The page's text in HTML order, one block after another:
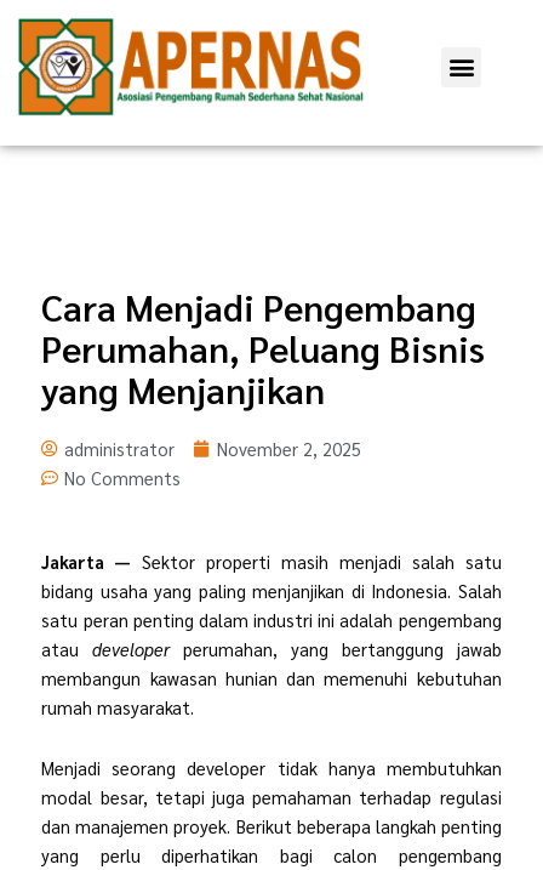
Lewati
konten
Menu
Cara Menjadi Pengembang
Perumahan, Peluang Bisnis
yang Menjanjikan
administrator
November 2, 2025
No Comments
Jakarta — Sektor properti masih menjadi salah satu
bidang usaha yang paling menjanjikan di Indonesia. Salah
satu peran penting dalam industri ini adalah pengembang
ataudeveloperperumahan, yang bertanggung jawab
membangun kawasan hunian dan memenuhi kebutuhan
rumah masyarakat.
Menjadi seorang developer tidak hanya membutuhkan
modal besar, tetapi juga pemahaman terhadap regulasi
dan manajemen proyek. Berikut beberapa langkah penting
yang perlu diperhatikan bagi calon pengembang